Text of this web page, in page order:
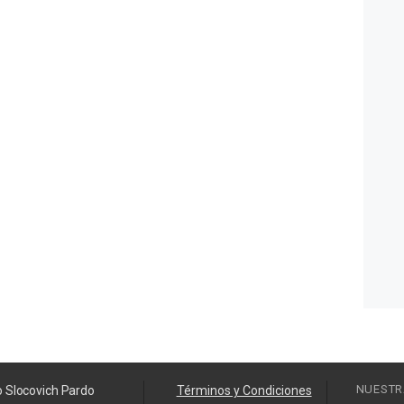
Slocovich Pardo Términos y Condiciones